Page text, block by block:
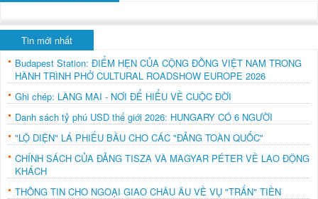
Tin mới nhất
Budapest Station: ĐIỂM HẸN CỦA CỘNG ĐỒNG VIỆT NAM TRONG
HÀNH TRÌNH PHỞ CULTURAL ROADSHOW EUROPE 2026
Ghi chép: LÀNG MAI - NƠI ĐỂ HIỂU VỀ CUỘC ĐỜI
Danh sách tỷ phú USD thế giới 2026: HUNGARY CÓ 6 NGƯỜI
"LỘ DIỆN" LÁ PHIẾU BẦU CHO CÁC "ĐẢNG TOÀN QUỐC"
CHÍNH SÁCH CỦA ĐẢNG TISZA VÀ MAGYAR PÉTER VỀ LAO ĐỘNG
KHÁCH
THÔNG TIN CHO NGOẠI GIAO CHÂU ÂU VỀ VỤ "TRẤN" TIỀN